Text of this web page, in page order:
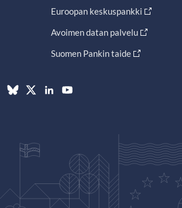
Euroopan keskuspankki
Avoimen datan palvelu
Suomen Pankin taide